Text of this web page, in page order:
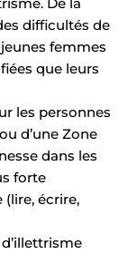
difficultés de
femmes
que leurs
les personnes
d’une Zone
dans les
forte
écrire,